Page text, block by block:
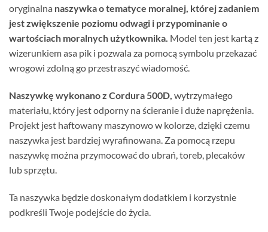
oryginalna naszywka o tematyce moralnej, której zadaniem
jest zwiększenie poziomu odwagi i przypominanie o
wartościach moralnych użytkownika. Model ten jest kartą z
wizerunkiem asa pik i pozwala za pomocą symbolu przekazać
wrogowi zdolną go przestraszyć wiadomość.
Naszywkę wykonano z Cordura 500D, wytrzymałego
materiału, który jest odporny na ścieranie i duże naprężenia.
Projekt jest haftowany maszynowo w kolorze, dzięki czemu
naszywka jest bardziej wyrafinowana. Za pomocą rzepu
naszywkę można przymocować do ubrań, toreb, plecaków
lub sprzętu.
Ta naszywka będzie doskonałym dodatkiem i korzystnie
podkreśli Twoje podejście do życia.